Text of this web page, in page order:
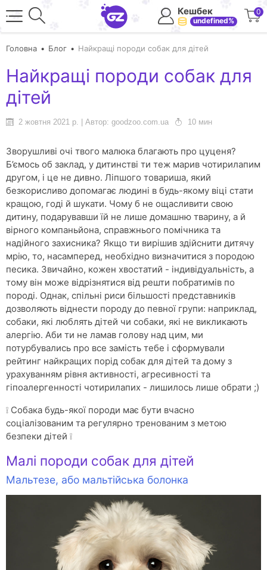
Кешбек
undefined%
0
Головна Блог Найкращі породи собак для дітей
Найкращі породи собак для
дітей
2 жовтня 2021 р. | Автор: goodzoo.com.ua 10 мин
Зворушливі очі твого малюка благають про цуценя?
Б’ємось об заклад, у дитинстві ти теж марив чотирилапим
другом, і це не дивно. Ліпшого товариша, який
безкорисливо допомагає людині в будь-якому віці стати
кращою, годі й шукати. Чому б не ощасливити свою
дитину, подарувавши їй не лише домашню тварину, а й
вірного компаньйона, справжнього помічника та
надійного захисника? Якщо ти вирішив здійснити дитячу
мрію, то, насамперед, необхідно визначитися з породою
песика. Звичайно, кожен хвостатий - індивідуальність, а
тому він може відрізнятися від решти побратимів по
породі. Однак, спільні риси більшості представників
дозволяють віднести породу до певної групи: наприклад,
собаки, які люблять дітей чи собаки, які не викликають
алергію. Аби ти не ламав голову над цим, ми
потурбувались про все замість тебе і сформували
рейтинг найкращих порід собак для дітей та дому з
урахуванням рівня активності, агресивності та
гіпоалергенності чотирилапих - лишилось лише обрати ;)
❕ Собака будь-якої породи має бути вчасно
соціалізованим та регулярно тренованим з метою
безпеки дітей ❕
Малі породи собак для дітей
Мальтезе, або мальтійська болонка